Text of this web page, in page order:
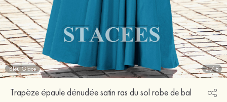
Bleu Glace 2/8
Trapèze épaule dénudée satin ras du sol robe de bal